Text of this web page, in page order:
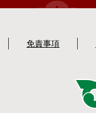
免責事項